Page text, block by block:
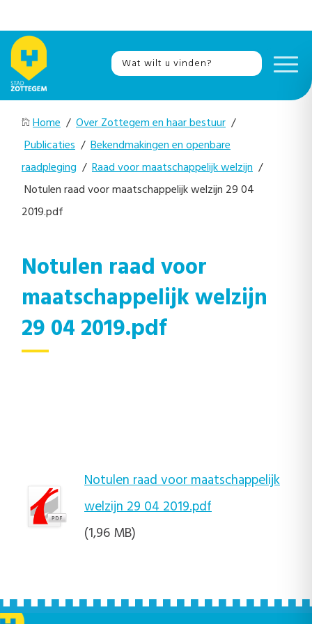
Home / Over Zottegem en haar bestuur /
Publicaties / Bekendmakingen en openbare
raadpleging / Raad voor maatschappelijk welzijn /
Notulen raad voor maatschappelijk welzijn 29 04
2019.pdf
Notulen raad voor
maatschappelijk welzijn
29 04 2019.pdf
Notulen raad voor maatschappelijk
welzijn 29 04 2019.pdf
(1,96 MB)